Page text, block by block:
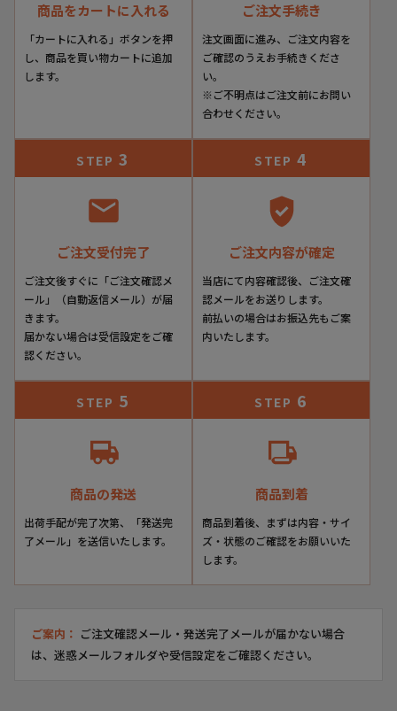
商品をカートに入れる
「カートに入れる」ボタンを押
し、商品を買い物カートに追加
します。
ご注文手続き
注文画面に進み、ご注文内容を
ご確認のうえお手続きくださ
い。
※ご不明点はご注文前にお問い
合わせください。
STEP 3
ご注文受付完了
ご注文後すぐに「ご注文確認メ
ール」（自動返信メール）が届
きます。
届かない場合は受信設定をご確
認ください。
STEP 4
ご注文内容が確定
当店にて内容確認後、ご注文確
認メールをお送りします。
前払いの場合はお振込先もご案
内いたします。
STEP 5
商品の発送
出荷手配が完了次第、「発送完
了メール」を送信いたします。
STEP 6
商品到着
商品到着後、まずは内容・サイ
ズ・状態のご確認をお願いいた
します。
ご案内： ご注文確認メール・発送完了メールが届かない場合
は、迷惑メールフォルダや受信設定をご確認ください。